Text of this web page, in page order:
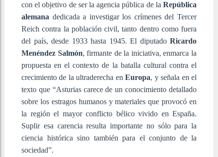
con el objetivo de ser la agencia pública de la República
alemana dedicada a investigar los crímenes del Tercer
Reich contra la población civil, tanto dentro como fuera
del país, desde 1933 hasta 1945. El diputado Ricardo
Menéndez Salmón, firmante de la iniciativa, enmarca la
propuesta en el contexto de la batalla cultural contra el
crecimiento de la ultraderecha enEuropa, y señala en el
texto que “Asturias carece de un conocimiento detallado
sobre los estragos humanos y materiales que provocó en
la región el mayor conflicto bélico vivido en España.
Suplir esa carencia resulta importante no sólo para la
ciencia histórica sino también para el conjunto de la
sociedad”.